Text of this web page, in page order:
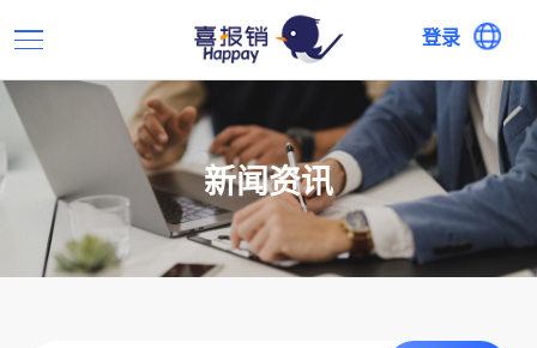
登录
新闻资讯